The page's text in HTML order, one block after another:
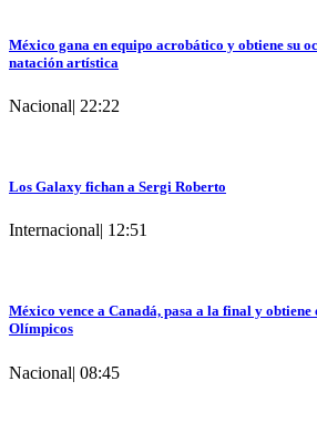
México gana en equipo acrobático y obtiene su
natación artística
Nacional| 22:22
Los Galaxy fichan a Sergi Roberto
Internacional| 12:51
México vence a Canadá, pasa a la final y obtiene
Olímpicos
Nacional| 08:45